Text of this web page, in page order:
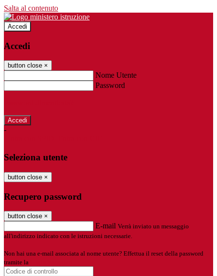
Salta al contenuto
Accedi
Accedi
button close ×
Nome Utente
Password
-
Seleziona utente
button close ×
Recupero password
button close ×
E-mail Verrà inviato un messaggio
all'indirizzo indicato con le istruzioni necessarie.
Non hai una e-mail associata al nome utente? Effettua il reset della password
tramite la